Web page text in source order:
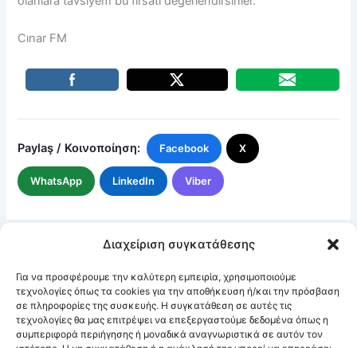
Διαχείριση συγκατάθεσης
Για να προσφέρουμε την καλύτερη εμπειρία, χρησιμοποιούμε
τεχνολογίες όπως τα cookies για την αποθήκευση ή/και την πρόσβαση
σε πληροφορίες της συσκευής. Η συγκατάθεση σε αυτές τις
τεχνολογίες θα μας επιτρέψει να επεξεργαστούμε δεδομένα όπως η
συμπεριφορά περιήγησης ή μοναδικά αναγνωριστικά σε αυτόν τον
Cınar FM
Paylaş / Κοινοποίηση: Facebook X
WhatsApp LinkedIn Viber
ΠΡΟΗΓΟΎΜΕΝΑ